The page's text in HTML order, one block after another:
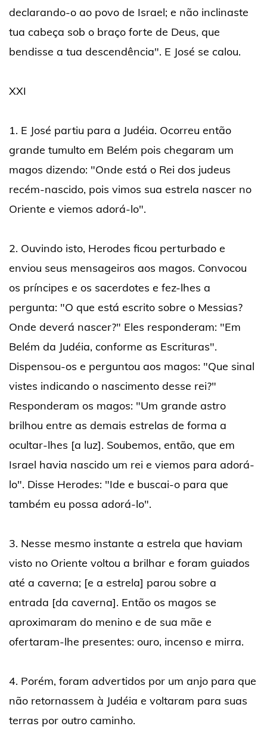
declarando-o ao povo de Israel; e não inclinaste
tua cabeça sob o braço forte de Deus, que
bendisse a tua descendência". E José se calou.
XXI
1. E José partiu para a Judéia. Ocorreu então
grande tumulto em Belém pois chegaram um
magos dizendo: "Onde está o Rei dos judeus
recém-nascido, pois vimos sua estrela nascer no
Oriente e viemos adorá-lo".
2. Ouvindo isto, Herodes ficou perturbado e
enviou seus mensageiros aos magos. Convocou
os príncipes e os sacerdotes e fez-lhes a
pergunta: "O que está escrito sobre o Messias?
Onde deverá nascer?" Eles responderam: "Em
Belém da Judéia, conforme as Escrituras".
Dispensou-os e perguntou aos magos: "Que sinal
vistes indicando o nascimento desse rei?"
Responderam os magos: "Um grande astro
brilhou entre as demais estrelas de forma a
ocultar-lhes [a luz]. Soubemos, então, que em
Israel havia nascido um rei e viemos para adorá-
lo". Disse Herodes: "Ide e buscai-o para que
também eu possa adorá-lo".
3. Nesse mesmo instante a estrela que haviam
visto no Oriente voltou a brilhar e foram guiados
até a caverna; [e a estrela] parou sobre a
entrada [da caverna]. Então os magos se
aproximaram do menino e de sua mãe e
ofertaram-lhe presentes: ouro, incenso e mirra.
4. Porém, foram advertidos por um anjo para que
não retornassem à Judéia e voltaram para suas
terras por outro caminho.